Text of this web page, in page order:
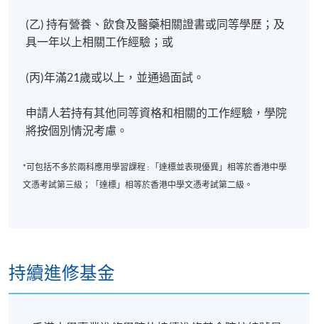
(乙) 持有營養、飲食及醫藥相關證書或同等學歷；及
具一年以上相關工作經驗；或
(丙)年滿21歲或以上，並通過面試。
申請人若持有其他同等資格和相關的工作經驗，學院
將按個別情況考慮。
*可包括不多於兩科應用學習課程 : 「達標並表現優異」相等於香港中學
文憑考試第三級；「達標」相等於香港中學文憑考試第二級。
持續進修基金